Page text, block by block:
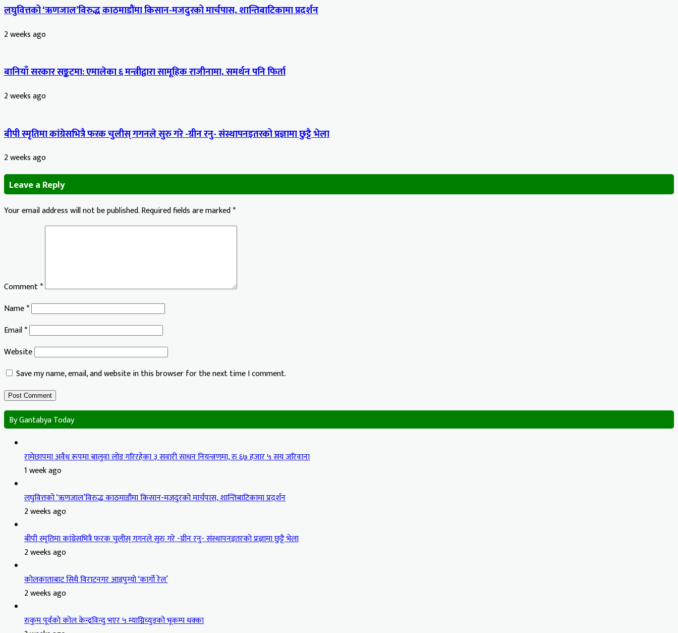
लघुवित्तको ‘ऋणजाल’विरुद्ध काठमाडौंमा किसान-मजदुरको मार्चपास, शान्तिबाटिकामा प्रदर्शन
2 weeks ago
बानियाँ सरकार सङ्कटमा: एमालेका ६ मन्त्रीद्वारा सामूहिक राजीनामा, समर्थन पनि फिर्ता
2 weeks ago
बीपी स्मृतिमा कांग्रेसभित्रै फरक चुलीस् गगनले सुरु गरे -ग्रीन रनु- संस्थापनइतरको प्रज्ञामा छुट्टै भेला
2 weeks ago
Leave a Reply
Your email address will not be published.Required fields are marked*
Comment*
Name*
Email*
Website
Save my name, email, and website in this browser for the next time I comment.
By Gantabya Today
रामेछापमा अवैध रूपमा बालुवा लोड गरिरहेका ३ सवारी साधन नियन्त्रणमा, रु ६७ हजार ५ सय जरिवाना
1 week ago
लघुवित्तको ‘ऋणजाल’विरुद्ध काठमाडौंमा किसान-मजदुरको मार्चपास, शान्तिबाटिकामा प्रदर्शन
2 weeks ago
बीपी स्मृतिमा कांग्रेसभित्रै फरक चुलीस् गगनले सुरु गरे -ग्रीन रनु- संस्थापनइतरको प्रज्ञामा छुट्टै भेला
2 weeks ago
कोलकाताबाट सिधै विराटनगर आइपुग्यो ‘कार्गो रेल’
2 weeks ago
रुकुम पूर्वको कोल केन्द्रविन्दु भएर ५ म्याग्निच्युडको भूकम्प धक्का